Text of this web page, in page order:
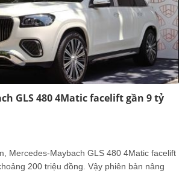
GLS 480 4Matic facelift gần 9 tỷ
Mercedes-Maybach GLS 480 4Matic facelift
200 triệu đồng. Vậy phiên bản nâng